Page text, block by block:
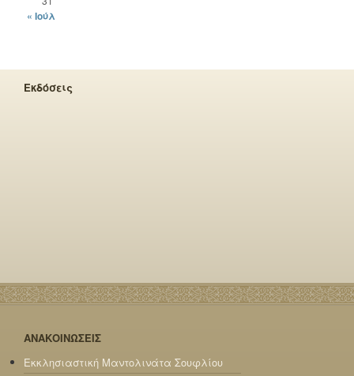
« Ιούλ
Εκδόσεις
ΑΝΑΚΟΙΝΩΣΕΙΣ
Εκκλησιαστική Μαντολινάτα Σουφλίου